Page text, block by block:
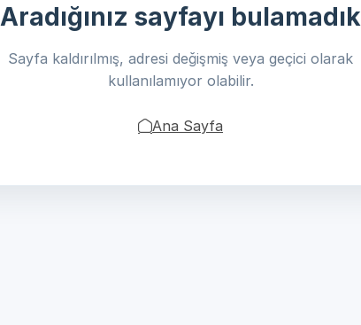
Aradığınız sayfayı bulamadık
Sayfa kaldırılmış, adresi değişmiş veya geçici olarak
kullanılamıyor olabilir.
Ana Sayfa